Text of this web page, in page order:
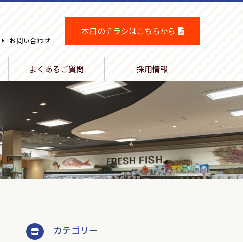
本日のチラシはこちらから
お問い合わせ
よくあるご質問 採用情報
カテゴリー